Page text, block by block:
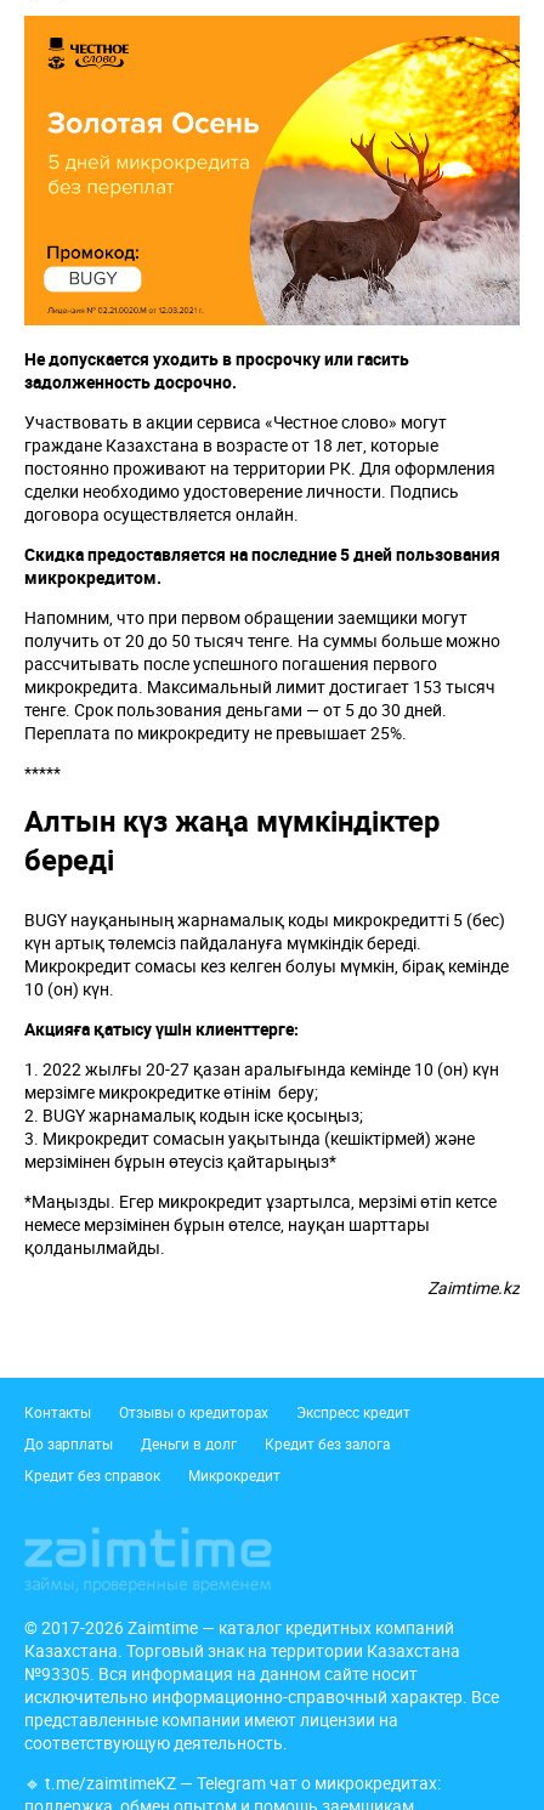
Не допускается уходить в просрочку или гасить
задолженность досрочно.
Участвовать в акции сервиса «Честное слово» могут
граждане Казахстана в возрасте от 18 лет, которые
постоянно проживают на территории РК. Для оформления
сделки необходимо удостоверение личности. Подпись
договора осуществляется онлайн.
Скидка предоставляется на последние 5 дней пользования
микрокредитом.
Напомним, что при первом обращении заемщики могут
получить от 20 до 50 тысяч тенге. На суммы больше можно
рассчитывать после успешного погашения первого
микрокредита. Максимальный лимит достигает 153 тысяч
тенге. Срок пользования деньгами — от 5 до 30 дней.
Переплата по микрокредиту не превышает 25%.
*****
Алтын күз жаңа мүмкіндіктер
береді
BUGY науқанының жарнамалық коды микрокредитті 5 (бес)
күн артық төлемсіз пайдалануға мүмкіндік береді.
Микрокредит сомасы кез келген болуы мүмкін, бірақ кемінде
10 (он) күн.
Акцияға қатысу үшін клиенттерге:
1. 2022 жылғы 20-27 қазан аралығында кемінде 10 (он) күн
мерзімге микрокредитке өтінім беру;
2. BUGY жарнамалық кодын іске қосыңыз;
3. Микрокредит сомасын уақытында (кешіктірмей) және
мерзімінен бұрын өтеусіз қайтарыңыз*
*Маңызды. Егер микрокредит ұзартылса, мерзімі өтіп кетсе
немесе мерзімінен бұрын өтелсе, науқан шарттары
қолданылмайды.
Zaimtime.kz
Подвал
Контакты Отзывы о кредиторах
Экспресс кредит
До зарплаты
Деньги в долг
Кредит без залога
Кредит без справок
Микрокредит
© 2017-2026 Zaimtime — каталог кредитных компаний
Казахстана. Торговый знак на территории Казахстана
№93305. Вся информация на данном сайте носит
исключительно информационно-справочный характер. Все
представленные компании имеют лицензии на
соответствующую деятельность.
🔹 t.me/zaimtimeKZ — Telegram чат о микрокредитах: